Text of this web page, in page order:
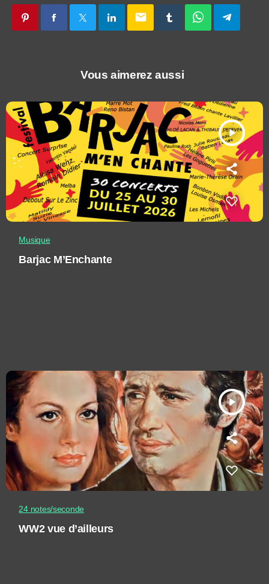
email
Vous aimerez aussi
play_arrow
Musique
Barjac M’Enchante
play_arrow
24 notes/seconde
WW2 vue d’ailleurs